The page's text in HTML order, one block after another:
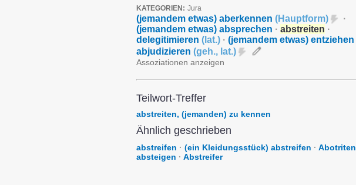
KATEGORIEN: Jura
(jemandem etwas) aberkennen (Hauptform)
·
(jemandem etwas) absprechen · abstreiten ·
delegitimieren ( lat.) · (jemandem etwas) entziehen
abjudizieren (geh., lat.)
Assoziationen anzeigen
Teilwort-Treffer
abstreiten, (jemanden) zu kennen
Ähnlich geschrieben
abstreifen · (ein Kleidungsstück) abstreifen · Abotriten
absteigen · Abstreifer